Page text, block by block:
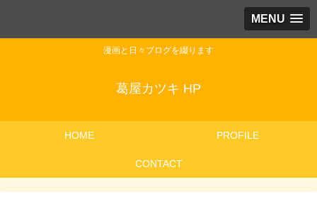
MENU
漫画と日々ブログを綴ります
葛屋カツキ HP
HOME PROFILE
CONTACT